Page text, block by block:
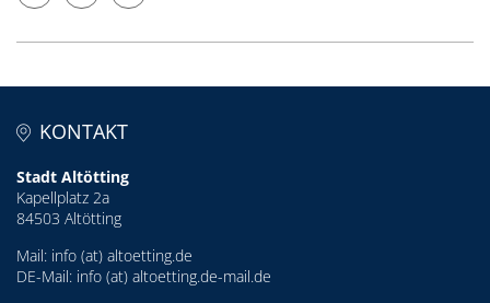
KONTAKT
Stadt Altötting
Kapellplatz 2a
84503 Altötting
Mail: info (at) altoetting.de
DE-Mail: info (at) altoetting.de-mail.de